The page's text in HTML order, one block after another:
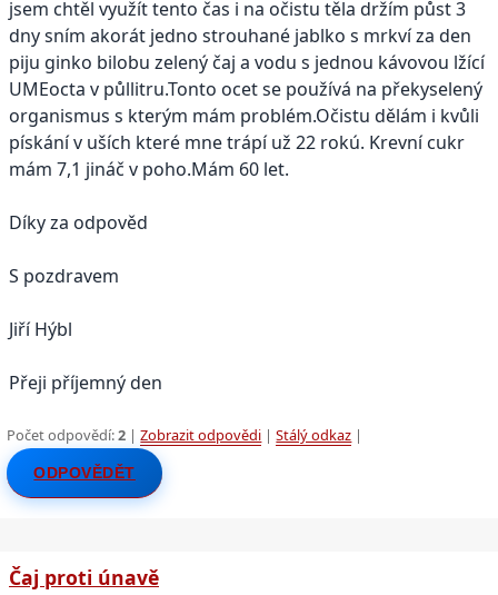
jsem chtěl využít tento čas i na očistu těla držím půst 3
dny sním akorát jedno strouhané jablko s mrkví za den
piju ginko bilobu zelený čaj a vodu s jednou kávovou lžící
UMEocta v půllitru.Tonto ocet se používá na překyselený
organismus s kterým mám problém.Očistu dělám i kvůli
pískání v uších které mne trápí už 22 rokú. Krevní cukr
mám 7,1 jináč v poho.Mám 60 let.
Díky za odpověd
S pozdravem
Jiří Hýbl
Přeji příjemný den
Počet odpovědí:2 |Zobrazit odpovědi |Stálý odkaz |
ODPOVĚDĚT
Čaj proti únavě